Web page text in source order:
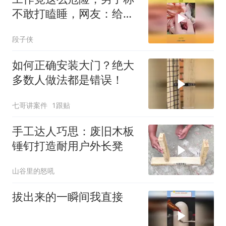
不敢打瞌睡，网友：给我
段子侠
如何正确安装大门？绝大
多数人做法都是错误！
七哥讲案件 1跟贴
手工达人巧思：废旧木板
锤钉打造耐用户外长凳
山谷里的怒吼
拔出来的一瞬间我直接